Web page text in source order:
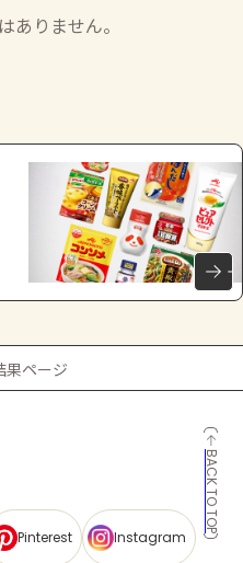
ありません。
果ページ
BACK TO TOP
Pinterest Instagram